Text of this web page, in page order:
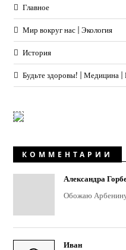
Главное
Мир вокруг нас | Экология
История
Будьте здоровы! | Медицина |
КОММЕНТАРИИ
Александра
Обожаю Арбенину
Иван